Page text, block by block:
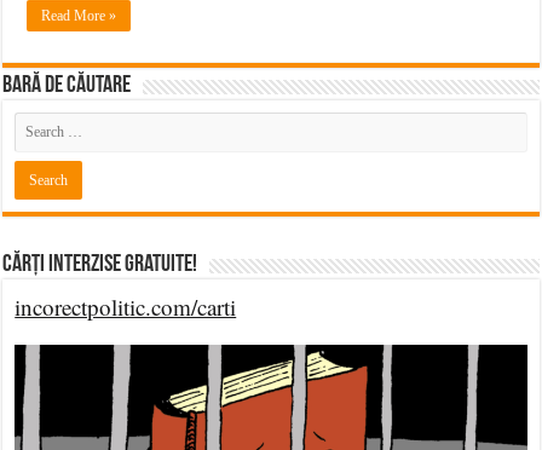
Read More »
BARĂ DE CĂUTARE
Cărți Interzise Gratuite!
incorectpolitic.com/carti